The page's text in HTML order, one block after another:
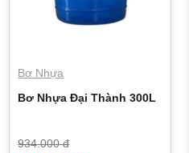
Bơ Nhựa
Bơ Nhựa Đại Thành 300L
934.000 đ